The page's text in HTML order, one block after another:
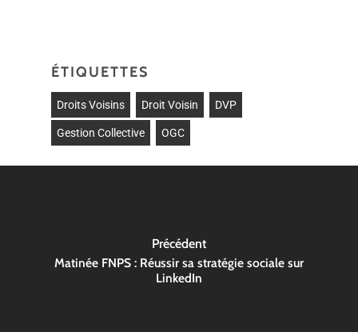
ÉTIQUETTES
Droits Voisins Droit Voisin DVP
Gestion Collective OGC
Précédent
Matinée FNPS : Réussir sa stratégie sociale sur
LinkedIn